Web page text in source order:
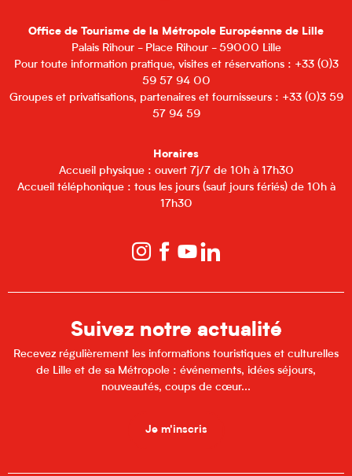
Office de Tourisme de la Métropole Européenne de Lille
Palais Rihour - Place Rihour - 59000 Lille
Pour toute information pratique, visites et réservations : +33 (0)3
59 57 94 00
Groupes et privatisations, partenaires et fournisseurs : +33 (0)3 59
57 94 59
Horaires
Accueil physique : ouvert 7j/7 de 10h à 17h30
Accueil téléphonique : tous les jours (sauf jours fériés) de 10h à
17h30
Suivez notre actualité
Recevez régulièrement les informations touristiques et culturelles
de Lille et de sa Métropole : événements, idées séjours,
nouveautés, coups de cœur...
Je m'inscris